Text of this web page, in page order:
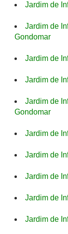
Jardim de
Jardim de
Gondomar
Jardim de
Jardim de
Jardim de
Gondomar
Jardim de
Jardim de
Jardim de
Jardim de
Jardim de